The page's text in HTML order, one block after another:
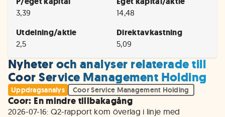
3,39 14,48
Utdelning/aktie
2,5
Direktavkastning
5,09
Nyheter och analyser relaterade till
Coor Service Management Holding
Uppdragsanalys Coor Service Management Holding
Coor: En mindre tillbakagång
2026-07-16: Q2-rapport kom överlag i linje med